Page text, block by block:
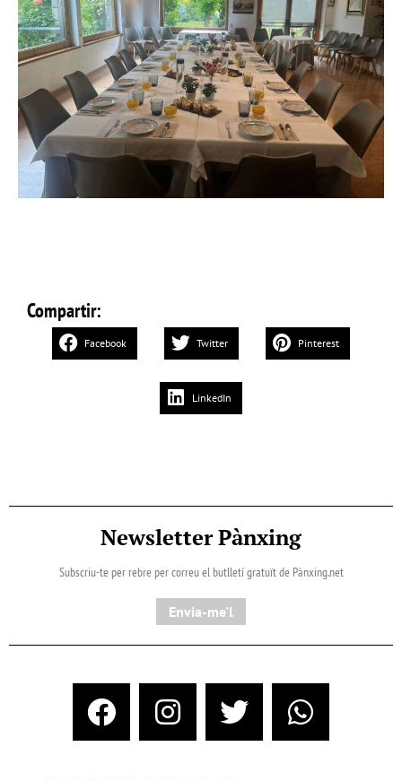
Compartir:
Facebook Twitter Pinterest
LinkedIn
Newsletter Pànxing
Subscriu-te per rebre per correu el butlletí gratuït de Pànxing.net​
Envia-me'l